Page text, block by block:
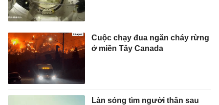
Cuộc chạy đua ngăn cháy rừng
ở miền Tây Canada
Làn sóng tìm người thân sau